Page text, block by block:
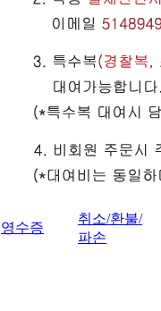
영수증
취소/환불/
파손